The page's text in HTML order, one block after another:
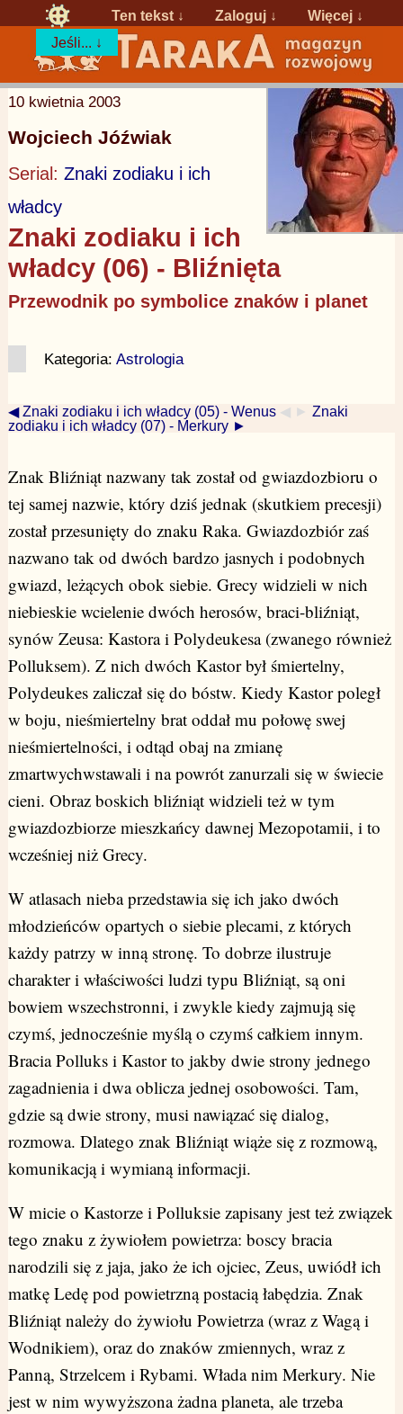
Ten tekst ↓ Zaloguj ↓
Więcej ↓
Jeśli... ↓
10 kwietnia 2003
Wojciech Jóźwiak
Serial: Znaki zodiaku i ich
władcy
Znaki zodiaku i ich
władcy (06) - Bliźnięta
Przewodnik po symbolice znaków i planet
Kategoria: Astrologia
◀ Znaki zodiaku i ich władcy (05) - Wenus ◀ ► Znaki
zodiaku i ich władcy (07) - Merkury ►
Znak Bliźniąt nazwany tak został od gwiazdozbioru o
tej samej nazwie, który dziś jednak (skutkiem precesji)
został przesunięty do znaku Raka. Gwiazdozbiór zaś
nazwano tak od dwóch bardzo jasnych i podobnych
gwiazd, leżących obok siebie. Grecy widzieli w nich
niebieskie wcielenie dwóch herosów, braci-bliźniąt,
synów Zeusa: Kastora i Polydeukesa (zwanego również
Polluksem). Z nich dwóch Kastor był śmiertelny,
Polydeukes zaliczał się do bóstw. Kiedy Kastor poległ
w boju, nieśmiertelny brat oddał mu połowę swej
nieśmiertelności, i odtąd obaj na zmianę
zmartwychwstawali i na powrót zanurzali się w świecie
cieni. Obraz boskich bliźniąt widzieli też w tym
gwiazdozbiorze mieszkańcy dawnej Mezopotamii, i to
wcześniej niż Grecy.
W atlasach nieba przedstawia się ich jako dwóch
młodzieńców opartych o siebie plecami, z których
każdy patrzy w inną stronę. To dobrze ilustruje
charakter i właściwości ludzi typu Bliźniąt, są oni
bowiem wszechstronni, i zwykle kiedy zajmują się
czymś, jednocześnie myślą o czymś całkiem innym.
Bracia Polluks i Kastor to jakby dwie strony jednego
zagadnienia i dwa oblicza jednej osobowości. Tam,
gdzie są dwie strony, musi nawiązać się dialog,
rozmowa. Dlatego znak Bliźniąt wiąże się z rozmową,
komunikacją i wymianą informacji.
W micie o Kastorze i Polluksie zapisany jest też związek
tego znaku z żywiołem powietrza: boscy bracia
narodzili się z jaja, jako że ich ojciec, Zeus, uwiódł ich
matkę Ledę pod powietrzną postacią łabędzia. Znak
Bliźniąt należy do żywiołu Powietrza (wraz z Wagą i
Wodnikiem), oraz do znaków zmiennych, wraz z
Panną, Strzelcem i Rybami. Włada nim Merkury. Nie
jest w nim wywyższona żadna planeta, ale trzeba